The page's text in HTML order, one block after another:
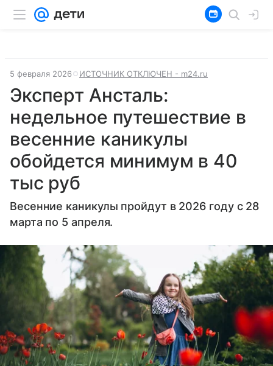
5 февраля 2026 ИСТОЧНИК ОТКЛЮЧЕН - m24.ru
Эксперт Ансталь:
недельное путешествие в
весенние каникулы
обойдется минимум в 40
тыс руб
Весенние каникулы пройдут в 2026 году с 28
марта по 5 апреля.